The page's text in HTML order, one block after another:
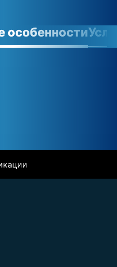
особенности